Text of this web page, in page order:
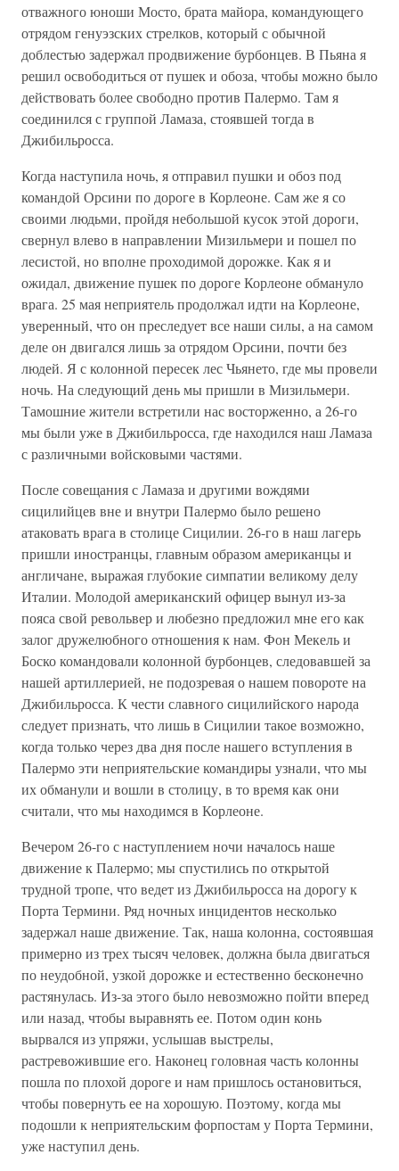
отважного юноши Мосто, брата майора, командующего
отрядом генуэзских стрелков, который с обычной
доблестью задержал продвижение бурбонцев. В Пьяна я
решил освободиться от пушек и обоза, чтобы можно было
действовать более свободно против Палермо. Там я
соединился с группой Ламаза, стоявшей тогда в
Джибильросса.
Когда наступила ночь, я отправил пушки и обоз под
командой Орсини по дороге в Корлеоне. Сам же я со
своими людьми, пройдя небольшой кусок этой дороги,
свернул влево в направлении Мизильмери и пошел по
лесистой, но вполне проходимой дорожке. Как я и
ожидал, движение пушек по дороге Корлеоне обмануло
врага. 25 мая неприятель продолжал идти на Корлеоне,
уверенный, что он преследует все наши силы, а на самом
деле он двигался лишь за отрядом Орсини, почти без
людей. Я с колонной пересек лес Чьянето, где мы провели
ночь. На следующий день мы пришли в Мизильмери.
Тамошние жители встретили нас восторженно, а 26-го
мы были уже в Джибильросса, где находился наш Ламаза
с различными войсковыми частями.
После совещания с Ламаза и другими вождями
сицилийцев вне и внутри Палермо было решено
атаковать врага в столице Сицилии. 26-го в наш лагерь
пришли иностранцы, главным образом американцы и
англичане, выражая глубокие симпатии великому делу
Италии. Молодой американский офицер вынул из-за
пояса свой револьвер и любезно предложил мне его как
залог дружелюбного отношения к нам. Фон Мекель и
Боско командовали колонной бурбонцев, следовавшей за
нашей артиллерией, не подозревая о нашем повороте на
Джибильросса. К чести славного сицилийского народа
следует признать, что лишь в Сицилии такое возможно,
когда только через два дня после нашего вступления в
Палермо эти неприятельские командиры узнали, что мы
их обманули и вошли в столицу, в то время как они
считали, что мы находимся в Корлеоне.
Вечером 26-го с наступлением ночи началось наше
движение к Палермо; мы спустились по открытой
трудной тропе, что ведет из Джибильросса на дорогу к
Порта Термини. Ряд ночных инцидентов несколько
задержал наше движение. Так, наша колонна, состоявшая
примерно из трех тысяч человек, должна была двигаться
по неудобной, узкой дорожке и естественно бесконечно
растянулась. Из-за этого было невозможно пойти вперед
или назад, чтобы выравнять ее. Потом один конь
вырвался из упряжи, услышав выстрелы,
растревожившие его. Наконец головная часть колонны
пошла по плохой дороге и нам пришлось остановиться,
чтобы повернуть ее на хорошую. Поэтому, когда мы
подошли к неприятельским форпостам у Порта Термини,
уже наступил день.